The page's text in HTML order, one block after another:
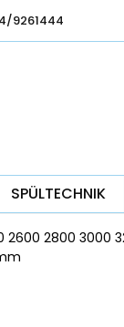
9261444
SPÜLTECHNIK
2800 3000